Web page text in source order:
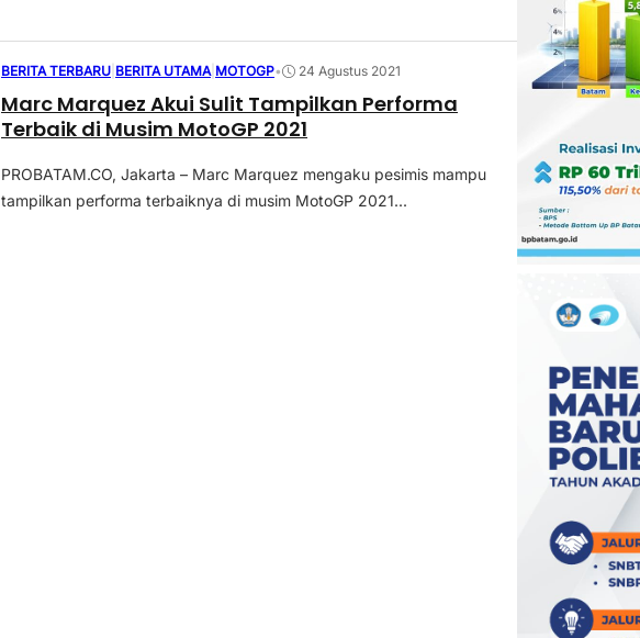
BERITA TERBARU BERITA UTAMA MOTOGP• 24 Agustus 2021
Marc Marquez Akui Sulit Tampilkan Performa
Terbaik di Musim MotoGP 2021
PROBATAM.CO, Jakarta – Marc Marquez mengaku pesimis mampu
tampilkan performa terbaiknya di musim MotoGP 2021...